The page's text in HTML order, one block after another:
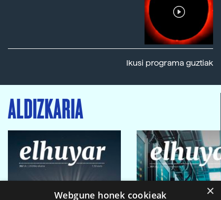
Ikusi programa guztiak
ALDIZKARIA
×
Webgune honek cookieak